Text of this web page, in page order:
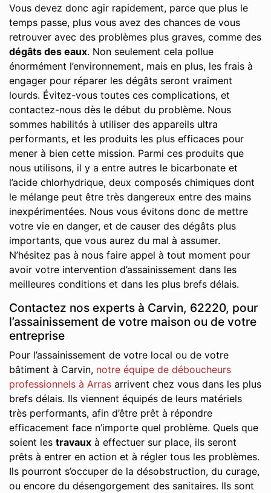
Vous devez donc agir rapidement, parce que plus le
temps passe, plus vous avez des chances de vous
retrouver avec des problèmes plus graves, comme des
dégâts des eaux. Non seulement cela pollue
énormément l’environnement, mais en plus, les frais à
engager pour réparer les dégâts seront vraiment
lourds. Évitez-vous toutes ces complications, et
contactez-nous dès le début du problème. Nous
sommes habilités à utiliser des appareils ultra
performants, et les produits les plus efficaces pour
mener à bien cette mission. Parmi ces produits que
nous utilisons, il y a entre autres le bicarbonate et
l’acide chlorhydrique, deux composés chimiques dont
le mélange peut être très dangereux entre des mains
inexpérimentées. Nous vous évitons donc de mettre
votre vie en danger, et de causer des dégâts plus
importants, que vous aurez du mal à assumer.
N’hésitez pas à nous faire appel à tout moment pour
avoir votre intervention d’assainissement dans les
meilleures conditions et dans les plus brefs délais.
Contactez nos experts à Carvin, 62220, pour
l’assainissement de votre maison ou de votre
entreprise
Pour l’assainissement de votre local ou de votre
bâtiment à Carvin, notre équipe de déboucheurs
professionnels à Arras arrivent chez vous dans les plus
brefs délais. Ils viennent équipés de leurs matériels
très performants, afin d’être prêt à répondre
efficacement face n’importe quel problème. Quels que
soient les travaux à effectuer sur place, ils seront
prêts à entrer en action et à régler tous les problèmes.
Ils pourront s’occuper de la désobstruction, du curage,
ou encore du désengorgement des sanitaires. Ils sont